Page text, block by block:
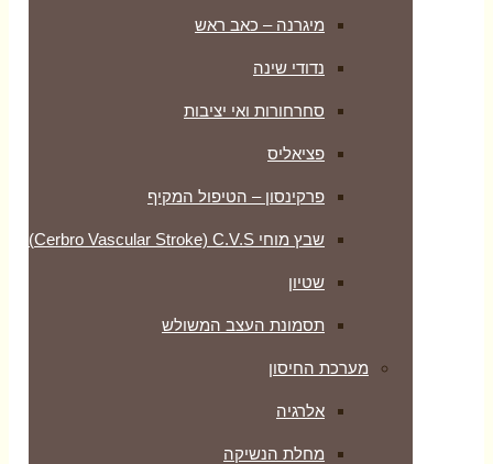
מיגרנה – כאב ראש
נדודי שינה
סחרחורות ואי יציבות
פציאליס
פרקינסון – הטיפול המקיף
שבץ מוחי Cerbro Vascular Stroke) C.V.S)
שטיון
תסמונת העצב המשולש
מערכת החיסון
אלרגיה
מחלת הנשיקה